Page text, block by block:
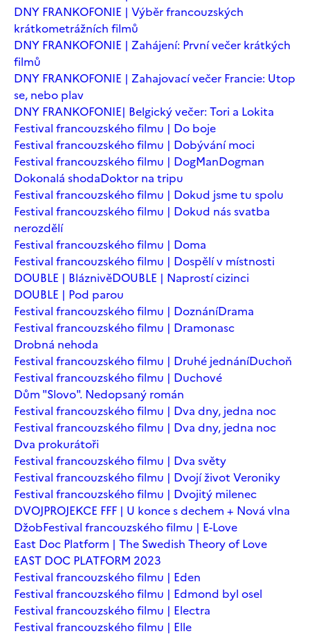
DNY FRANKOFONIE | Výběr francouzských
krátkometrážních filmů
DNY FRANKOFONIE | Zahájení: První večer krátkých
filmů
DNY FRANKOFONIE | Zahajovací večer Francie: Utop
se, nebo plav
DNY FRANKOFONIE| Belgický večer: Tori a Lokita
Festival francouzského filmu | Do boje
Festival francouzského filmu | Dobývání moci
Festival francouzského filmu | DogManDogman
Dokonalá shodaDoktor na tripu
Festival francouzského filmu | Dokud jsme tu spolu
Festival francouzského filmu | Dokud nás svatba
nerozdělí
Festival francouzského filmu | Doma
Festival francouzského filmu | Dospělí v místnosti
DOUBLE | BláznivěDOUBLE | Naprostí cizinci
DOUBLE | Pod parou
Festival francouzského filmu | DoznáníDrama
Festival francouzského filmu | Dramonasc
Drobná nehoda
Festival francouzského filmu | Druhé jednáníDuchoň
Festival francouzského filmu | Duchové
Dům "Slovo". Nedopsaný román
Festival francouzského filmu | Dva dny, jedna noc
Festival francouzského filmu | Dva dny, jedna noc
Dva prokurátoři
Festival francouzského filmu | Dva světy
Festival francouzského filmu | Dvojí život Veroniky
Festival francouzského filmu | Dvojitý milenec
DVOJPROJEKCE FFF | U konce s dechem + Nová vlna
DžobFestival francouzského filmu | E-Love
East Doc Platform | The Swedish Theory of Love
EAST DOC PLATFORM 2023
Festival francouzského filmu | Eden
Festival francouzského filmu | Edmond byl osel
Festival francouzského filmu | Electra
Festival francouzského filmu | Elle